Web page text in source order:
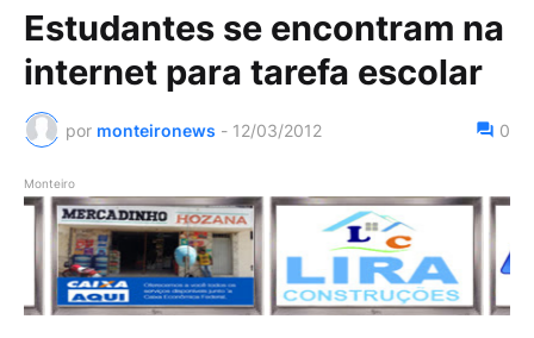
Estudantes se encontram na
internet para tarefa escolar
por monteironews - 12/03/2012 0
Monteiro